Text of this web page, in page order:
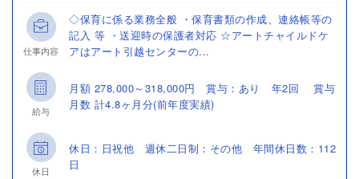
仕事内容
◇保育に係る業務全般 ・保育書類の作成、連絡帳等の
記入 等 ・送迎時の保護者対応 ☆アートチャイルドケ
アはアート引越センターの...
給与
月額 278,000～318,000円 賞与：あり 年2回 賞与
月数 計4.8ヶ月分(前年度実績)
休日
休日：日祝他 週休二日制：その他 年間休日数：112
日